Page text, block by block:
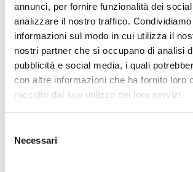
annunci, per fornire funzionalità dei
analizzare il nostro traffico.
informazioni sul modo in cui utilizza il
nostri partner che si occupano di analisi
pubblicità e social media, i quali
con altre informazioni che ha fornito loro
raccolto dal suo utilizzo dei loro servizi.
delNecessari
5 INSALATE CREATIVE
LEGUMI: IDEE ORIGINALI,
NUTRIENTI E FACILI DA
PREPARARE